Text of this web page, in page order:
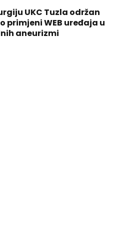
UKC Tuzla održan
primjeni WEB uređaja u
aneurizmi